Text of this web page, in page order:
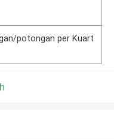
potongan per Kuart